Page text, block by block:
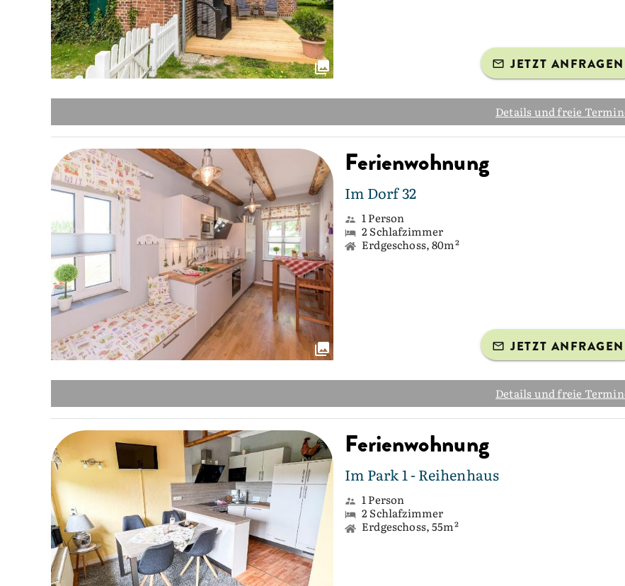
JETZT ANFRAGEN
Details und freie
Ferienwohnung
Im Dorf 32
1 Person
2 Schlafzimmer
Erdgeschoss, 80m²
JETZT ANFRAGEN
Details und freie
Ferienwohnung
Im Park 1 - Reihenhaus
1 Person
2 Schlafzimmer
Erdgeschoss, 55m²